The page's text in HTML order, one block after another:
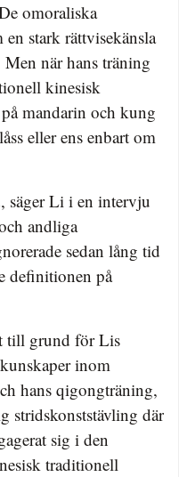
omoraliska
stark rättvisekänsla
när hans träning
kinesisk
mandarin och kung
eller ens enbart om
säger Li i en intervju
andliga
sedan lång tid
definitionen på
till grund för Lis
inom
hans qigongträning,
stridskonststävling där
sig i den
traditionell